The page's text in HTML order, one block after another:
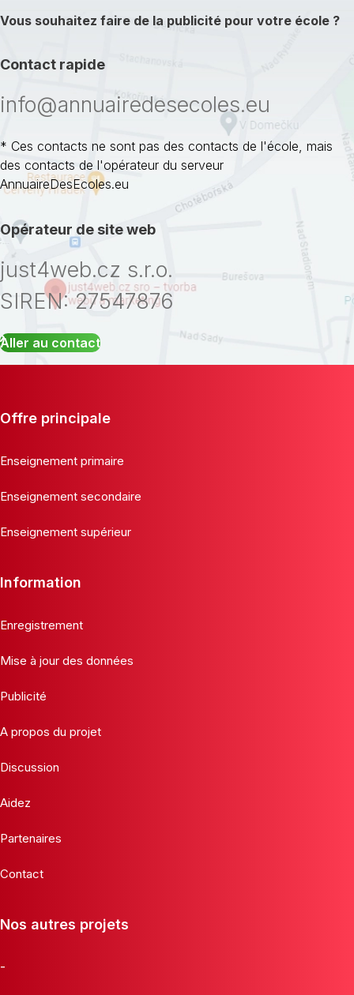
Vous souhaitez faire de la publicité pour votre école ?
Contact rapide
info@annuairedesecoles.eu
* Ces contacts ne sont pas des contacts de l'école, mais
des contacts de l'opérateur du serveur
AnnuaireDesEcoles.eu
Opérateur de site web
just4web.cz s.r.o.
SIREN: 27547876
Aller au contact
Offre principale
Enseignement primaire
Enseignement secondaire
Enseignement supérieur
Information
Enregistrement
Mise à jour des données
Publicité
A propos du projet
Discussion
Aidez
Partenaires
Contact
Nos autres projets
-